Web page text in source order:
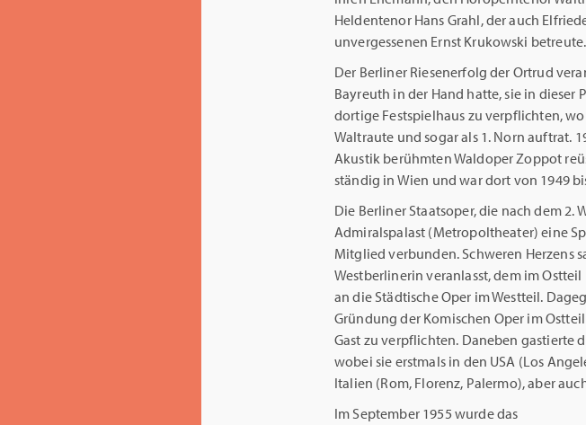
Heldentenor Hans Grahl, der auch
unvergessenen Ernst Krukowski betreute.
Der Berliner Riesenerfolg der Ortrud
Bayreuth in der Hand hatte, sie in dieser
dortige Festspielhaus zu verpflichten, wo
Waltraute und sogar als 1. Norn auftrat.
Akustik berühmten Waldoper Zoppot
ständig in Wien und war dort von 1949
Die Berliner Staatsoper, die nach dem 2.
Admiralspalast (Metropoltheater) eine
Mitglied verbunden. Schweren Herzens
Westberlinerin veranlasst, dem im
an die Städtische Oper im Westteil.
Gründung der Komischen Oper im
Gast zu verpflichten. Daneben gastierte
wobei sie erstmals in den USA (Los
Italien (Rom, Florenz, Palermo), aber
Im September 1955 wurde das